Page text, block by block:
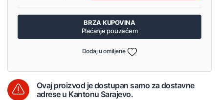
BRZA KUPOVINA
Plaćanje pouzećem
Dodaj u omiljene
Ovaj proizvod je dostupan samo za dostavne
adrese u Kantonu Sarajevo.